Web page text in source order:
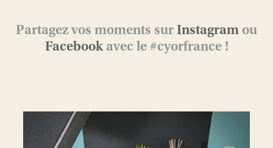
Partagez vos moments surInstagram ou
Facebookavec le #cyorfrance !